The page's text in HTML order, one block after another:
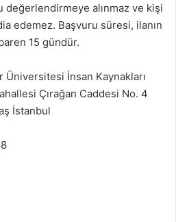
değerlendirmeye alınmaz ve kişi
edemez. Başvuru süresi, ilanın
15 gündür.
Üniversitesi İnsan Kaynakları
Çırağan Caddesi No. 4
İstanbul